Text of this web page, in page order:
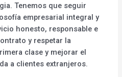
Tenemos que seguir
empresarial integral y
honesto, responsable e
y respetar la
clase y mejorar el
a clientes extranjeros.